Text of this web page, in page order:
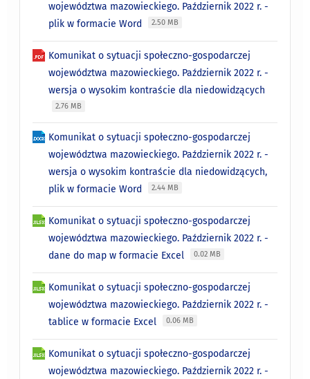
województwa mazowieckiego. Październik 2022 r. -
plik w formacie Word
2.50 MB
Komunikat o sytuacji społeczno-gospodarczej
województwa mazowieckiego. Październik 2022 r. -
wersja o wysokim kontraście dla niedowidzących
2.76 MB
Komunikat o sytuacji społeczno-gospodarczej
województwa mazowieckiego. Październik 2022 r. -
wersja o wysokim kontraście dla niedowidzących,
plik w formacie Word
2.44 MB
Komunikat o sytuacji społeczno-gospodarczej
województwa mazowieckiego. Październik 2022 r. -
dane do map w formacie Excel
0.02 MB
Komunikat o sytuacji społeczno-gospodarczej
województwa mazowieckiego. Październik 2022 r. -
tablice w formacie Excel
0.06 MB
Komunikat o sytuacji społeczno-gospodarczej
województwa mazowieckiego. Październik 2022 r. -